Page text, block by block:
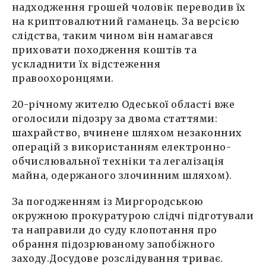
надходження грошей чоловік переводив їх
на криптовалютний гаманець. За версією
слідства, таким чином він намагався
приховати походження коштів та
ускладнити їх відстеження
правоохоронцями.
20-річному жителю Одеської області вже
оголосили підозру за двома статтями:
шахрайство, вчинене шляхом незаконних
операцій з використанням електронно-
обчислювальної техніки та легалізація
майна, одержаного злочинним шляхом).
За погодженням із Миргородською
окружною прокуратурою слідчі підготували
та направили до суду клопотання про
обрання підозрюваному запобіжного
заходу.Досудове розслідування триває.